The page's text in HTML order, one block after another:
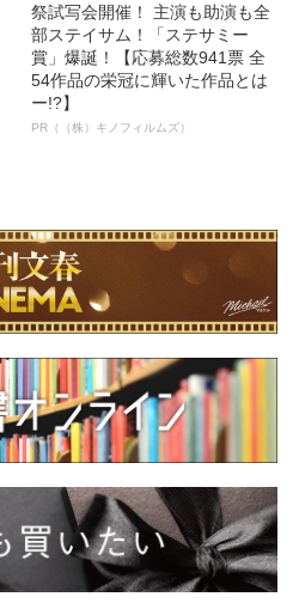
祭試写会開催！ 主演も助演も全
部ステイサム！「ステサミー
賞」爆誕！【応募総数941票 全
54作品の栄冠に輝いた作品とは
ー!?】
PR（（株）キノフィルムズ）